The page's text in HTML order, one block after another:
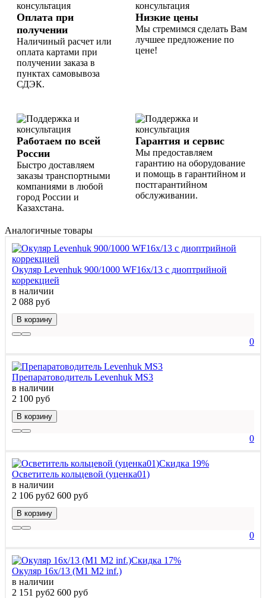
Оплата при
получении
Наличиный расчет или
оплата картами при
получении заказа в
пунктах самовывоза
СДЭК.
Низкие цены
Мы стремимся сделать Вам
лучшее предложение по
цене!
Работаем по всей
России
Быстро доставляем
заказы транспортными
компаниями в любой
город России и
Казахстана.
Гарантия и сервис
Мы предоставляем
гарантию на оборудование
и помощь в гарантийном и
постгарантийном
обслуживании.
Аналогичные товары
Окуляр Levenhuk 900/1000 WF16x/13 с диоптрийной
коррекцией
в наличии
2 088 руб
В корзину
0
Препаратоводитель Levenhuk MS3
в наличии
2 100 руб
В корзину
0
Скидка 19%
Осветитель кольцевой (уценка01)
в наличии
2 106 руб2 600 руб
В корзину
0
Скидка 17%
Окуляр 16х/13 (М1 М2 inf.)
в наличии
2 151 руб2 600 руб